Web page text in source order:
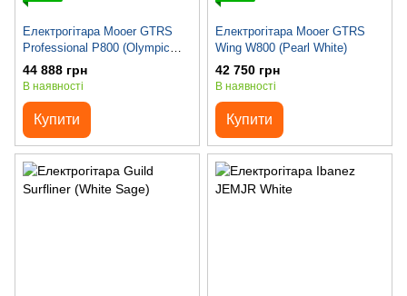
Електрогітара Mooer GTRS
Professional P800 (Olympic
White)
44 888 грн
В наявності
Купити
Електрогітара Mooer GTRS
Wing W800 (Pearl White)
42 750 грн
В наявності
Купити